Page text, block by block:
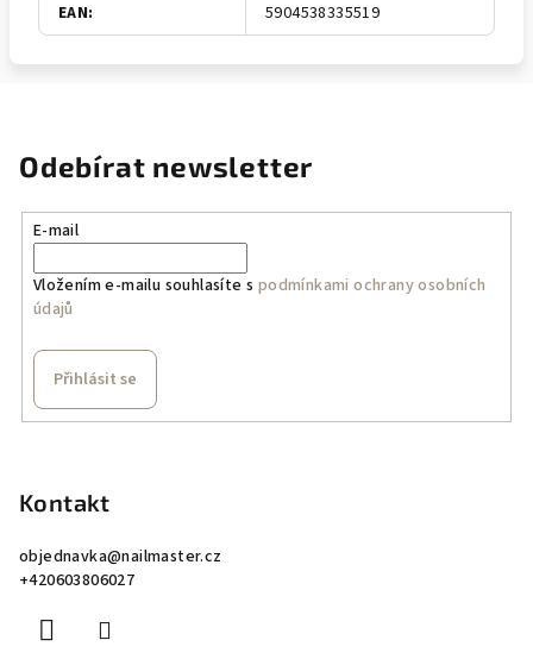
EAN: 5904538335519
Odebírat newsletter
E-mail
Vložením e-mailu souhlasíte s podmínkami ochrany osobních
údajů
Přihlásit se
Kontakt
objednavka@nailmaster.cz
+420603806027